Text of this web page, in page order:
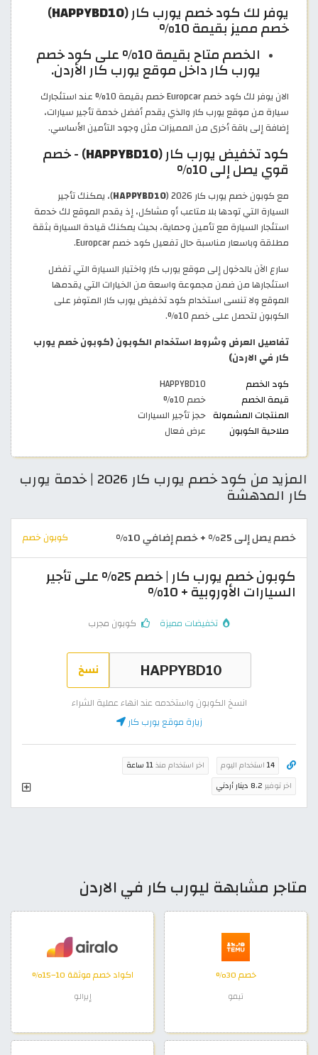
يوفر لك كود خصم يورب كار (HAPPYBD10
)
خصم مميز بقيمة 10%
الخصم متاح بقيمة 10% على كود خصم
يورب كار داخل موقع يورب كار الأردن.
الان يوفر لك كود خصم Europcar خصم بقيمة 10% عند استئجارك
سيارة من موقع يورب كار والذي يقدم أفضل خدمة تأجير سيارات،
إضافة إلى باقة أخرى من المميزات مثل وجود التأمين الأساسي.
كود تخفيض يورب كار (HAPPYBD10) - خصم
قوي يصل إلى 10%
مع كوبون خصم يورب كار 2026 ( HAPPYBD10)، يمكنك تأجير
السيارة التي تودها بلا متاعب أو مشاكل، إذ يقدم الموقع لك خدمة
استئجار السيارة مع تأمين وحماية، بحيث يمكنك قيادة السيارة بثقة
مطلقة وباسعار مناسبة حال تفعيل كود خصم Europcar.
سارع الآن بالدخول إلى موقع يورب كار واختيار السيارة التي تفضل
استئجارها من ضمن مجموعة واسعة من الخيارات التي يقدمها
الموقع ولا تنسى استخدام كود تخفيض يورب كار المتوفر على
الكوبون لتحصل على خصم 10%.
تفاصيل العرض وشروط استخدام الكوبون (كوبون خصم يورب
كار في الاردن)
كود الخصم
HAPPYBD10
قيمة الخصم
خصم 10%
المنتجات المشمولة حجز تأجير السيارات
صلاحية الكوبون
عرض فعال
المزيد من كود خصم يورب كار 2026 | خدمة يورب
كار المدهشة
خصم يصل إلى 25% + خصم إضافي 10% كوبون خصم
كوبون خصم يورب كار | خصم 25% على تأجير
السيارات الأوروبية + 10%
تخفيضات مميزة كوبون مجرب
نسخ
انسخ الكوبون واستخدمه عند انهاء عملية الشراء
زيارة موقع يورب كار
14 استخدام اليوم اخر استخدام منذ11 ساعة
اخر توفير 8.2 دينار أردني
متاجر مشابهة ليورب كار في الاردن
خصم 30%
تيمو
اكواد خصم موثقة 10–15%
إيرالو